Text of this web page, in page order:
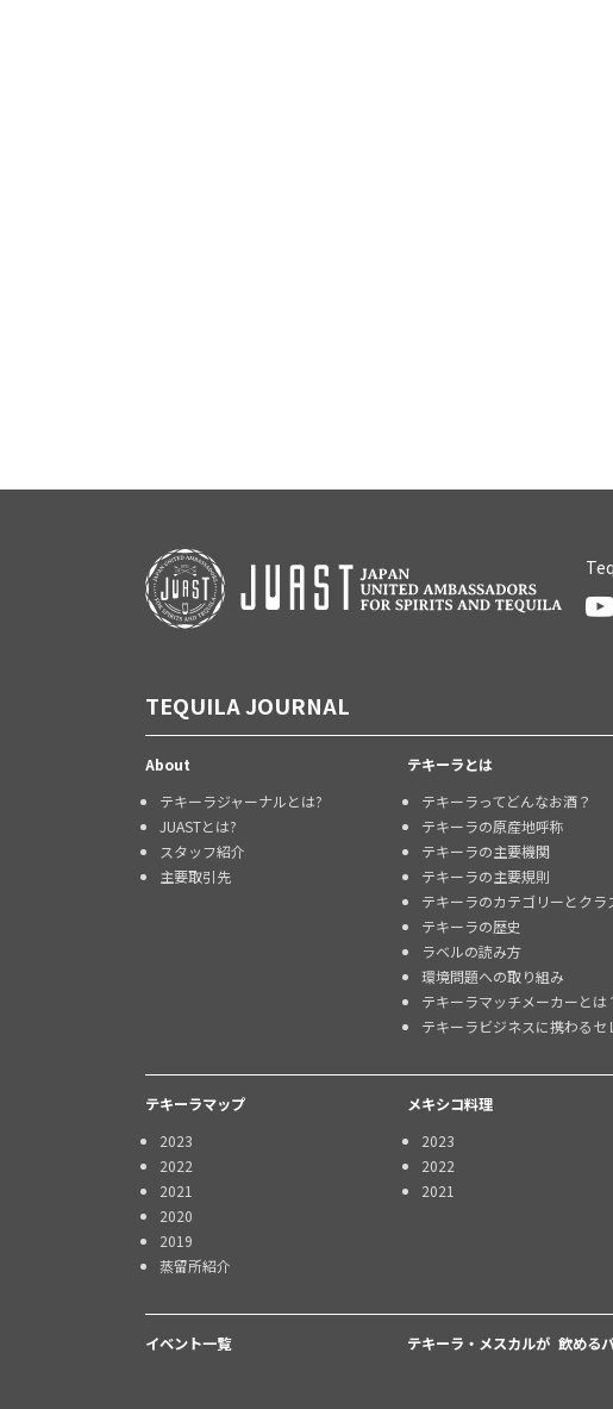
TEQUILA JOURNAL
About
テキーラジャーナルとは?
JUASTとは?
スタッフ紹介
主要取引先
テキーラとは
テキーラってどんなお酒？
テキーラの原産地呼称
テキーラの主要機関
テキーラの主要規則
テキーラのカテゴリーとクラ
テキーラの歴史
ラベルの読み方
環境問題への取り組み
テキーラマッチメーカーとは
テキーラビジネスに携わるセ
テキーラマップ
2023
2022
2021
2020
2019
蒸留所紹介
メキシコ料理
2023
2022
2021
イベント一覧 テキーラ・メスカルが 飲める